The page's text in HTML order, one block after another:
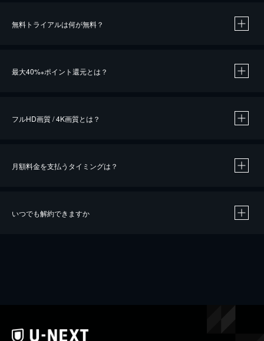
無料トライアルは何が無料？
最大40%※ポイント還元とは？
※40％ポイント還元の対象は、クレジットカード決済による作品の購入 / レンタルです。
フルHD画質 / 4K画質とは？
月額料金を支払うタイミングは？
いつでも解約できますか